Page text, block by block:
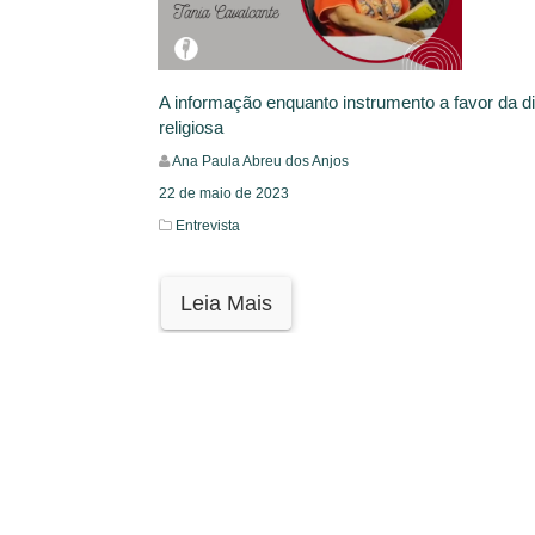
A informação enquanto instrumento a favor da
religiosa
Ana Paula Abreu dos Anjos
22 de maio de 2023
Entrevista
Leia Mais